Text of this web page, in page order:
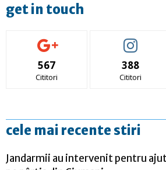
get in touch
567
Cititori
388
Cititori
cele mai recente stiri
Jandarmii au intervenit pentru